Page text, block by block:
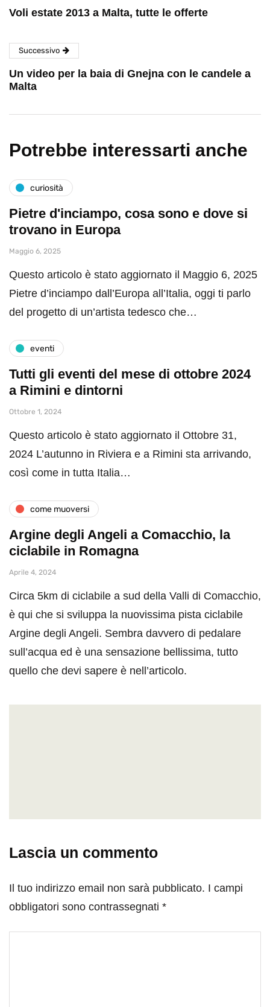
Voli estate 2013 a Malta, tutte le offerte
Successivo
Un video per la baia di Gnejna con le candele a
Malta
Potrebbe interessarti anche
curiosità
Pietre d'inciampo, cosa sono e dove si
trovano in Europa
Maggio 6, 2025
Questo articolo è stato aggiornato il Maggio 6, 2025
Pietre d’inciampo dall’Europa all’Italia, oggi ti parlo
del progetto di un’artista tedesco che…
eventi
Tutti gli eventi del mese di ottobre 2024
a Rimini e dintorni
Ottobre 1, 2024
Questo articolo è stato aggiornato il Ottobre 31,
2024 L’autunno in Riviera e a Rimini sta arrivando,
così come in tutta Italia…
come muoversi
Argine degli Angeli a Comacchio, la
ciclabile in Romagna
Aprile 4, 2024
Circa 5km di ciclabile a sud della Valli di Comacchio,
è qui che si sviluppa la nuovissima pista ciclabile
Argine degli Angeli. Sembra davvero di pedalare
sull’acqua ed è una sensazione bellissima, tutto
quello che devi sapere è nell’articolo.
Lascia un commento
Il tuo indirizzo email non sarà pubblicato. I campi
obbligatori sono contrassegnati *